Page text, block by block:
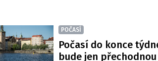
POČASÍ
Počasí do konce
bude jen